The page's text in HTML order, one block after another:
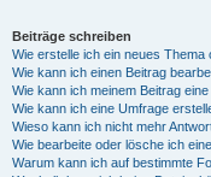
Beiträge schreiben
Wie erstelle ich ein neues Thema
Wie kann ich einen Beitrag
Wie kann ich meinem Beitrag
Wie kann ich eine Umfrage
Wieso kann ich nicht mehr
Wie bearbeite oder lösche ich
Warum kann ich auf bestimmte